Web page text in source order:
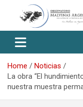
Negro
Home
Noticias
La obra “El
nuestra muestra